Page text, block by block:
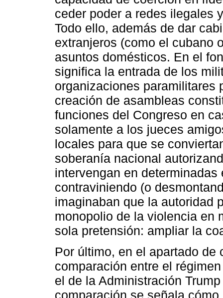
ceder poder a redes ilegales
Todo ello, además de dar
extranjeros (como el cubano
asuntos domésticos. En el
significa la entrada de los
organizaciones paramilitares
creación de asambleas
funciones del Congreso en
solamente a los jueces
locales para que se
soberanía nacional
intervengan en
contraviniendo (o
imaginaban que la autoridad
monopolio de la violencia en
sola pretensión: ampliar la
Por último, en el apartado
comparación entre el
el de la Administración
comparación se señala